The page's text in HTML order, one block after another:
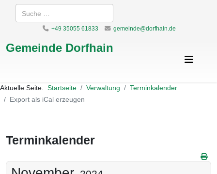
Suchen
+49 35055 61833 gemeinde@dorfhain.de
Gemeinde Dorfhain
Aktuelle Seite: Startseite Verwaltung
Terminkalender
Export als iCal erzeugen
Terminkalender